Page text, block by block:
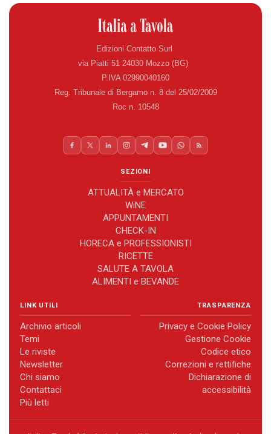
Edizioni Contatto Surl
via Piatti 51 24030 Mozzo (BG)
P.IVA 02990040160
Reg. Tribunale di Bergamo n. 8 del 25/02/2009
Roc n. 10548
SEZIONI
ATTUALITÀ e MERCATO
WiNE
APPUNTAMENTI
CHECK-IN
HORECA e PROFESSIONISTI
RICETTE
SALUTE A TAVOLA
ALIMENTI e BEVANDE
LINK UTILI
Archivio articoli
Temi
Le riviste
Newsletter
Chi siamo
Contattaci
Più letti
TRASPARENZA
Privacy e Cookie Policy
Gestione Cookie
Codice etico
Correzioni e rettifiche
Dichiarazione di
accessibilità